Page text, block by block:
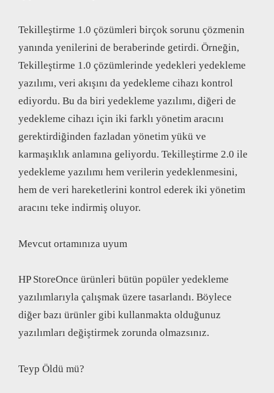
Tekilleştirme 1.0 çözümleri birçok sorunu çözmenin
yanında yenilerini de beraberinde getirdi. Örneğin,
Tekilleştirme 1.0 çözümlerinde yedekleri yedekleme
yazılımı, veri akışını da yedekleme cihazı kontrol
ediyordu. Bu da biri yedekleme yazılımı, diğeri de
yedekleme cihazı için iki farklı yönetim aracını
gerektirdiğinden fazladan yönetim yükü ve
karmaşıklık anlamına geliyordu. Tekilleştirme 2.0 ile
yedekleme yazılımı hem verilerin yedeklenmesini,
hem de veri hareketlerini kontrol ederek iki yönetim
aracını teke indirmiş oluyor.
Mevcut ortamınıza uyum
HP StoreOnce ürünleri bütün popüler yedekleme
yazılımlarıyla çalışmak üzere tasarlandı. Böylece
diğer bazı ürünler gibi kullanmakta olduğunuz
yazılımları değiştirmek zorunda olmazsınız.
Teyp Öldü mü?